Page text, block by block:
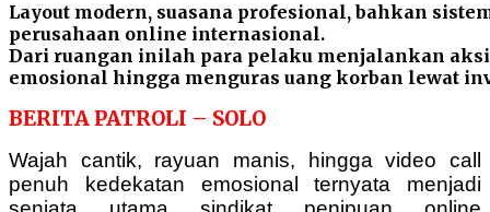
Layout modern, suasana profesional, bahkan
perusahaan online internasional.
Dari ruangan inilah para pelaku menjalankan
emosional hingga menguras uang korban lewat
BERITA PATROLI – SOLO
Wajah cantik, rayuan manis, hingga video call
penuh kedekatan emosional ternyata menjadi